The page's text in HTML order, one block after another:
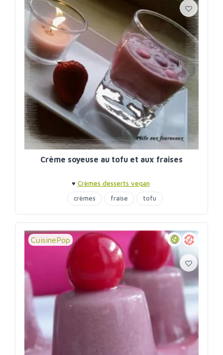
Crème soyeuse au tofu et aux fraises
♥ Crèmes desserts vegan
crèmes
fraise tofu
CuisinePop